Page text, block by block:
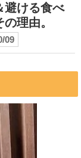
避ける食べ
理由。
09